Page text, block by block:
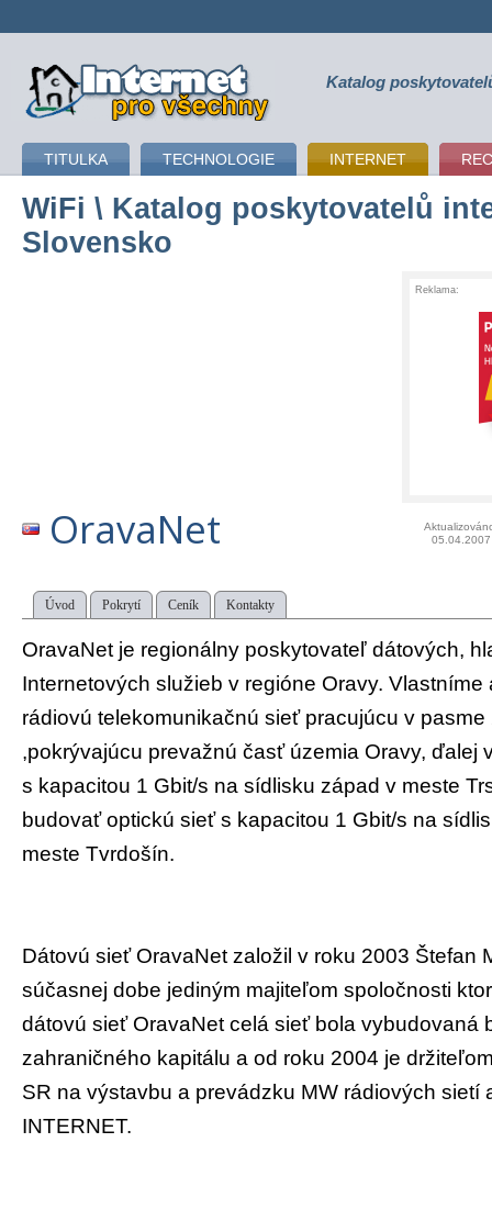
připojení k internetu Katalog
TITULKA TECHNOLOGIE INTERNET
WiFi \ Katalog poskytovatelů
Slovensko
Reklama:
OravaNet
05.04.2007
Úvod Pokrytí Ceník Kontakty
OravaNet je regionálny poskytovateľ dátových,
Internetových služieb v regióne Oravy.
rádiovú telekomunikačnú sieť pracujúcu v pasme
,pokrývajúcu prevažnú časť územia Oravy, ďalej
s kapacitou 1 Gbit/s na sídlisku západ v meste
budovať optickú sieť s kapacitou 1 Gbit/s na
meste Tvrdošín.
Dátovú sieť OravaNet založil v roku 2003 Štefan
súčasnej dobe jediným majiteľom spoločnosti
dátovú sieť OravaNet celá sieť bola vybudovaná
zahraničného kapitálu a od roku 2004 je
SR na výstavbu a prevádzku MW rádiových sietí
INTERNET.